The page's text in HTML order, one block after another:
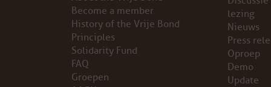
VB FRIESLAND
VB WEST-FRIESLAND
ZWARTE MUGGEN
Become a member
History of the Vrije Bond
Principles
Solidarity Fund
FAQ
Groepen
lezing
Nieuws
Press
Oproep
Demo
Update